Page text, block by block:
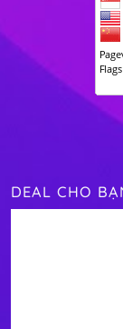
DEAL CHO